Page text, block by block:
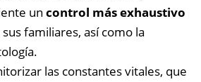
un control más exhaustivo
sus familiares, así como la
las constantes vitales, que